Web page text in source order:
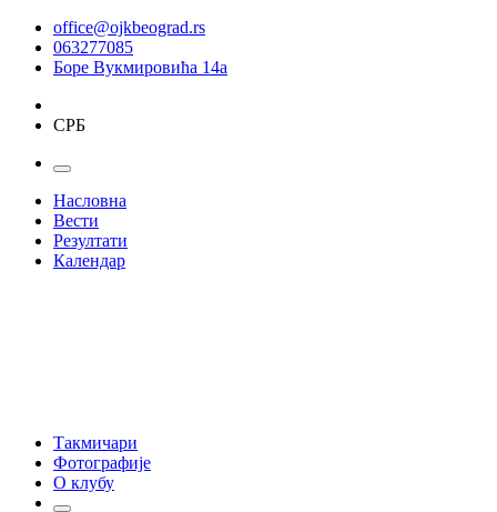
office@ojkbeograd.rs
063277085
Боре Вукмировића 14а
СРБ
Насловна
Вести
Резултати
Календар
Такмичари
Фотографије
О клубу